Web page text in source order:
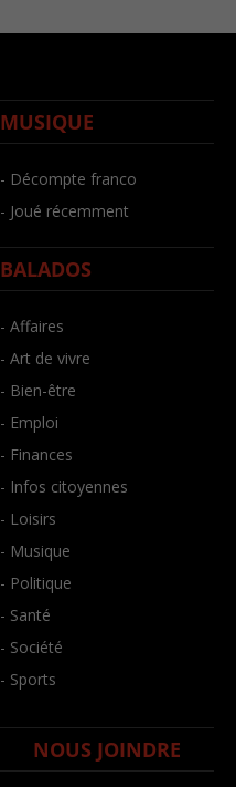
MUSIQUE
- Décompte franco
- Joué récemment
BALADOS
- Affaires
- Art de vivre
- Bien-être
- Emploi
- Finances
- Infos citoyennes
- Loisirs
- Musique
- Politique
- Santé
- Société
- Sports
NOUS JOINDRE